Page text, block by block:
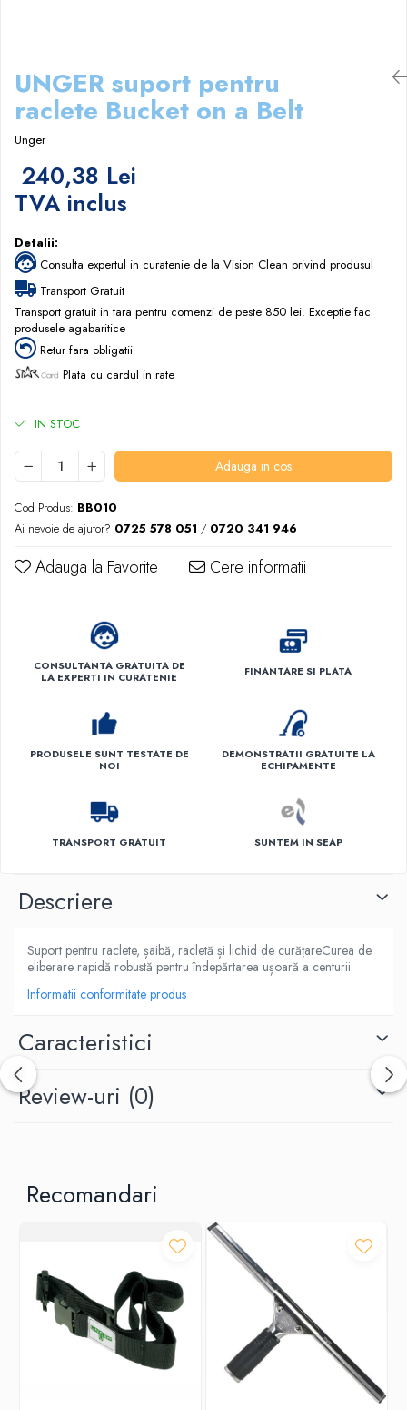
UNGER suport pentru
raclete Bucket on a Belt
Unger
240,38 Lei
TVA inclus
Detalii:
Consulta expertul in curatenie de la Vision Clean privind produsul
Transport Gratuit
Transport gratuit in tara pentru comenzi de peste 850 lei. Exceptie fac
produsele agabaritice
Retur fara obligatii
Plata cu cardul in rate
IN STOC
Adauga in cos
Cod Produs: BB010
Ai nevoie de ajutor? 0725 578 051 / 0720 341 946
Adauga la Favorite Cere informatii
CONSULTANTA GRATUITA DE
LA EXPERTI IN CURATENIE
FINANTARE SI PLATA
PRODUSELE SUNT TESTATE DE
NOI
DEMONSTRATII GRATUITE LA
ECHIPAMENTE
TRANSPORT GRATUIT SUNTEM IN SEAP
Descriere
Suport pentru raclete, șaibă, racletă și lichid de curățareCurea de
eliberare rapidă robustă pentru îndepărtarea ușoară a centurii
Informatii conformitate produs
Caracteristici
Review-uri (0)
Recomandari